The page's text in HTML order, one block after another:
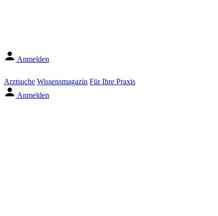
Anmelden
Arztsuche Wissensmagazin Für Ihre Praxis
Anmelden